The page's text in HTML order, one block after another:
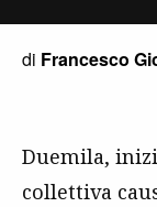
di Francesco
Duemila,
collettiva